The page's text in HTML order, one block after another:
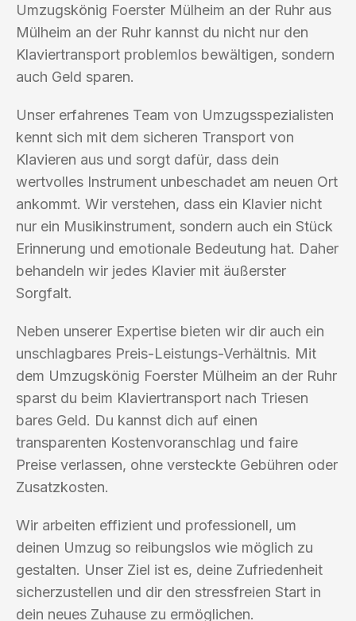
Umzugskönig Foerster Mülheim an der Ruhr aus
Mülheim an der Ruhr kannst du nicht nur den
Klaviertransport problemlos bewältigen, sondern
auch Geld sparen.
Unser erfahrenes Team von Umzugsspezialisten
kennt sich mit dem sicheren Transport von
Klavieren aus und sorgt dafür, dass dein
wertvolles Instrument unbeschadet am neuen Ort
ankommt. Wir verstehen, dass ein Klavier nicht
nur ein Musikinstrument, sondern auch ein Stück
Erinnerung und emotionale Bedeutung hat. Daher
behandeln wir jedes Klavier mit äußerster
Sorgfalt.
Neben unserer Expertise bieten wir dir auch ein
unschlagbares Preis-Leistungs-Verhältnis. Mit
dem Umzugskönig Foerster Mülheim an der Ruhr
sparst du beim Klaviertransport nach Triesen
bares Geld. Du kannst dich auf einen
transparenten Kostenvoranschlag und faire
Preise verlassen, ohne versteckte Gebühren oder
Zusatzkosten.
Wir arbeiten effizient und professionell, um
deinen Umzug so reibungslos wie möglich zu
gestalten. Unser Ziel ist es, deine Zufriedenheit
sicherzustellen und dir den stressfreien Start in
dein neues Zuhause zu ermöglichen.